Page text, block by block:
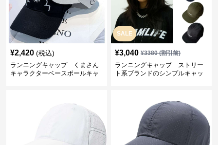
¥2,420 (税込)
ランニングキャップ くまさん
キャラクターベースボールキャ
SALE
¥3,040 ¥3380(割引前)
ランニングキャップ ストリー
ト系ブランドのシンプルキャッ